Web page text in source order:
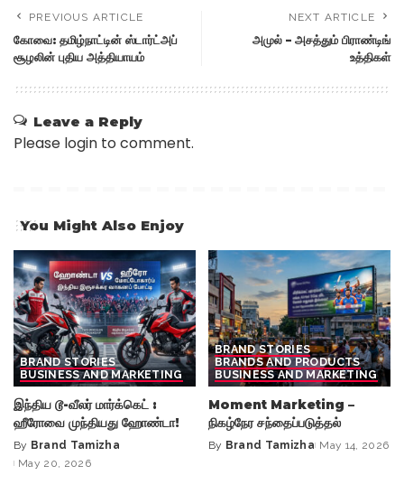
PREVIOUS ARTICLE
கோவை: தமிழ்நாட்டின் ஸ்டார்ட்அப்
சூழலின் புதிய அத்தியாயம்
NEXT ARTICLE
அமுல் – அசத்தும் பிராண்டிங்
உத்திகள்
Leave a Reply
Please login to comment.
You Might Also Enjoy
BRAND STORIES
BUSINESS AND MARKETING
இந்திய டூ-வீலர் மார்க்கெட் :
ஹீரோவை முந்தியது ஹோண்டா!
Posted
by
By Brand Tamizha
May 20, 2026
BRAND STORIES
BRANDS AND PRODUCTS
BUSINESS AND MARKETING
Moment Marketing –
நிகழ்நேர சந்தைப்படுத்தல்
Posted
By Brand Tamizha May 14, 2026